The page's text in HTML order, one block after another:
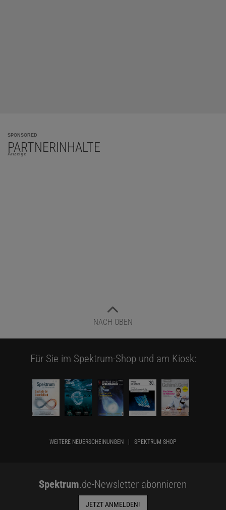
SPONSORED
PARTNERINHALTE
Anzeige
NACH OBEN
Für Sie im Spektrum-Shop und am Kiosk:
WEITERE NEUERSCHEINUNGEN SPEKTRUM SHOP
Spektrum.de-Newsletter abonnieren
JETZT ANMELDEN!